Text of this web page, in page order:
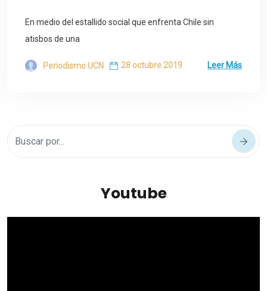
En medio del estallido social que enfrenta Chile sin
atisbos de una
Periodismo UCN 28 octubre 2019 Leer Más
Youtube